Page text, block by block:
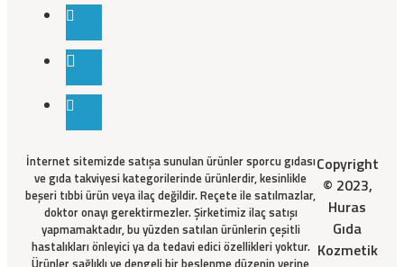
İnternet sitemizde satışa sunulan ürünler sporcu gıdası
ve gıda takviyesi kategorilerinde ürünlerdir, kesinlikle
beşeri tıbbi ürün veya ilaç değildir. Reçete ile satılmazlar,
doktor onayı gerektirmezler. Şirketimiz ilaç satışı
yapmamaktadır, bu yüzden satılan ürünlerin çeşitli
hastalıkları önleyici ya da tedavi edici özellikleri yoktur.
Ürünler sağlıklı ve dengeli bir beslenme düzenin yerine
Copyright
© 2023,
Huras
Gıda
Kozmetik